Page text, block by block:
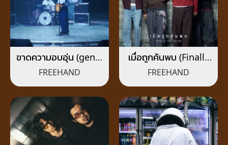
ขาดความอบอุ่น (genie
Verse Vol.1)
FREEHAND
เมื่อถูกค้นพบ (Finally
She Found.)
FREEHAND